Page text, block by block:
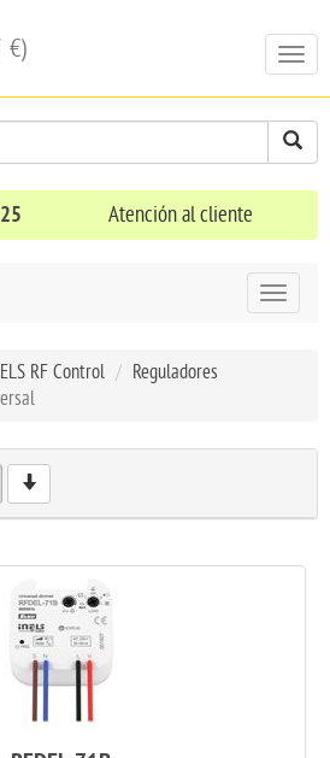
€)
Atención al cliente
Toggle
RF Control
Reguladores